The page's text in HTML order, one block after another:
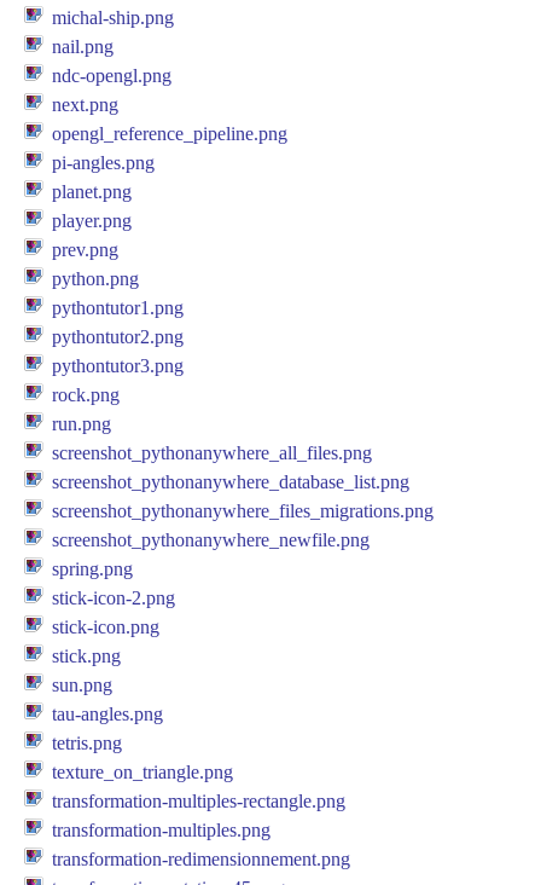
michal-ship.png
nail.png
ndc-opengl.png
next.png
opengl_reference_pipeline.png
pi-angles.png
planet.png
player.png
prev.png
python.png
pythontutor1.png
pythontutor2.png
pythontutor3.png
rock.png
run.png
screenshot_pythonanywhere_all_files.png
screenshot_pythonanywhere_database_list.png
screenshot_pythonanywhere_files_migrations.png
screenshot_pythonanywhere_newfile.png
spring.png
stick-icon-2.png
stick-icon.png
stick.png
sun.png
tau-angles.png
tetris.png
texture_on_triangle.png
transformation-multiples-rectangle.png
transformation-multiples.png
transformation-redimensionnement.png